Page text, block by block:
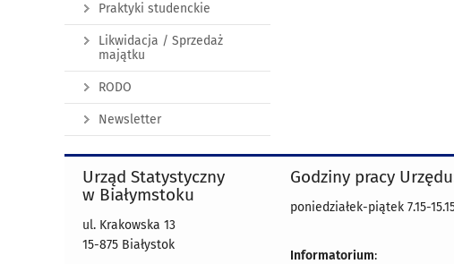
Praktyki studenckie
Likwidacja / Sprzedaż
majątku
RODO
Newsletter
Urząd Statystyczny
w Białymstoku
ul. Krakowska 13
15-875 Białystok
Godziny pracy
poniedziałek-piątek 7.15-
Informatorium: